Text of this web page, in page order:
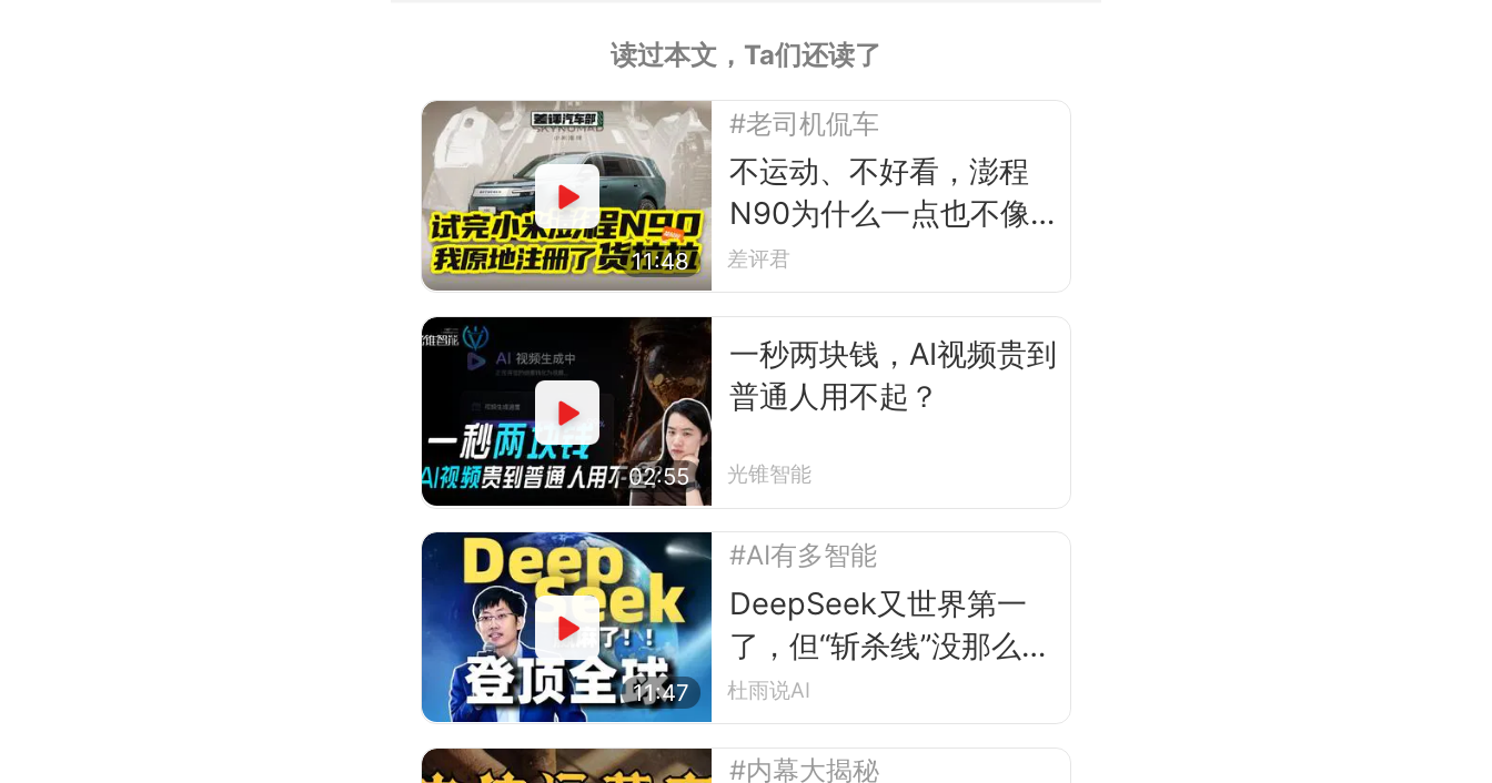
读过本文，Ta们还读了
11:48
#老司机侃车
不运动、不好看，澎程
N90为什么一点也不像
小米？
差评君
02:55
一秒两块钱，AI视频贵到
普通人用不起？
光锥智能
11:47
#AI有多智能
DeepSeek又世界第一
了，但“斩杀线”没那么简
单
杜雨说AI
#内幕大揭秘